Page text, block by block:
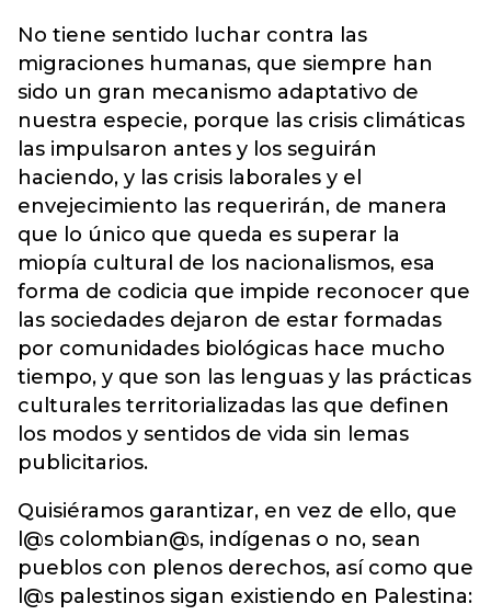
No tiene sentido luchar contra las
migraciones humanas, que siempre han
sido un gran mecanismo adaptativo de
nuestra especie, porque las crisis climáticas
las impulsaron antes y los seguirán
haciendo, y las crisis laborales y el
envejecimiento las requerirán, de manera
que lo único que queda es superar la
miopía cultural de los nacionalismos, esa
forma de codicia que impide reconocer que
las sociedades dejaron de estar formadas
por comunidades biológicas hace mucho
tiempo, y que son las lenguas y las prácticas
culturales territorializadas las que definen
los modos y sentidos de vida sin lemas
publicitarios.
Quisiéramos garantizar, en vez de ello, que
l@s colombian@s, indígenas o no, sean
pueblos con plenos derechos, así como que
l@s palestinos sigan existiendo en Palestina: